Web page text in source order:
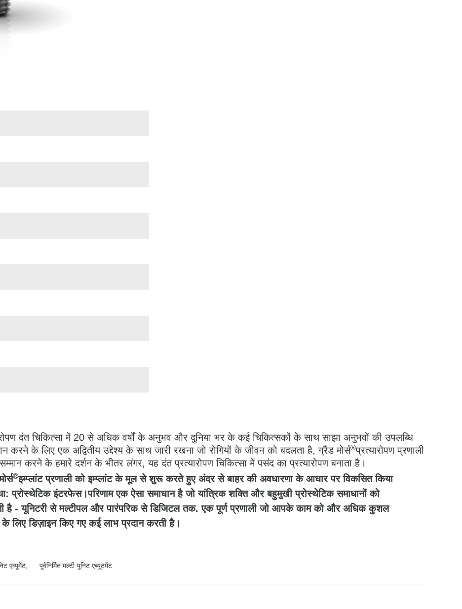
दंत चिकित्सा में 20 से अधिक वर्षों के अनुभव और दुनिया भर के कई चिकित्सकों के साथ साझा अनुभवों की उपलब्धि
करने के लिए एक अद्वितीय उद्देश्य के साथ जारी रखना जो रोगियों के जीवन को बदलता है, ग्रैंड मोर्स®प्रत्यारोपण प्रणाली
करने के हमारे दर्शन के भीतर लंगर, यह दंत प्रत्यारोपण चिकित्सा में पसंद का प्रत्यारोपण बनाता है।
®इम्प्लांट प्रणाली को इम्प्लांट के मूल से शुरू करते हुए अंदर से बाहर की अवधारणा के आधार पर विकसित किया
प्रोस्थेटिक इंटरफेस।परिणाम एक ऐसा समाधान है जो यांत्रिक शक्ति और बहुमुखी प्रोस्थेटिक समाधानों को
है - यूनिटरी से मल्टीपल और पारंपरिक से डिजिटल तक. एक पूर्ण प्रणाली जो आपके काम को और अधिक कुशल
के लिए डिज़ाइन किए गए कई लाभ प्रदान करती है।
एब्यूमेंट, पूर्वनिर्मित मल्टी यूनिट एब्यूटमेंट